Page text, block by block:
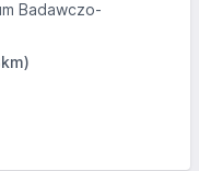
Badawczo-